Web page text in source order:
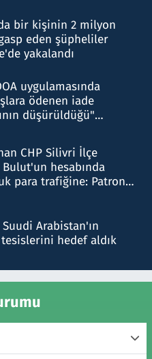
bir kişinin 2 milyon
eden şüpheliler
yakalandı
uygulamasında
ödenen iade
düşürüldüğü"
CHP Silivri İlçe
Bulut'un hesabında
para trafiğine: Patron
Arabistan'ın
hedef aldık